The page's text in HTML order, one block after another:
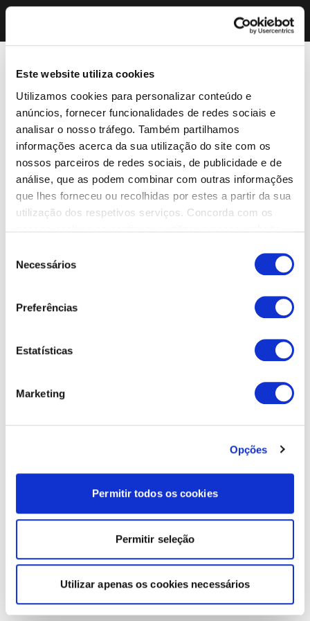
Este website utiliza cookies
Utilizamos cookies para personalizar conteúdo e
anúncios, fornecer funcionalidades de redes sociais e
analisar o nosso tráfego. Também partilhamos
informações acerca da sua utilização do site com os
nossos parceiros de redes sociais, de publicidade e de
análise, que as podem combinar com outras informações
que lhes forneceu ou recolhidas por estes a partir da sua
utilização dos respetivos serviços. Concorda com os
Necessários
Preferências
Estatísticas
Marketing
Opções
Permitir todos os cookies
Permitir seleção
Utilizar apenas os cookies necessários